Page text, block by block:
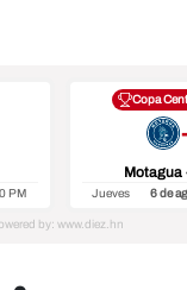
PM
Copa
Motagua
Jueves 6 de